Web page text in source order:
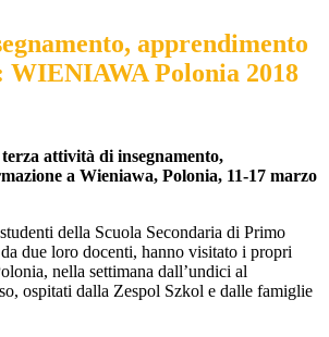
apprendimento
WIENIAWA Polonia 2018
attività di insegnamento,
a Wieniawa, Polonia, 11-17 marzo
della Scuola Secondaria di Primo
due loro docenti, hanno visitato i propri
nella settimana dall’undici al
ospitati dalla Zespol Szkol e dalle famiglie